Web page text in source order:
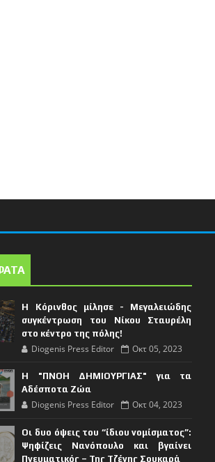
Η Κόρινθος μίλησε - Μεγαλειώδης
συγκέντρωση του Νίκου Σταυρέλη
στο κέντρο της πόλης!
Diogenis Press Editor Οκτ 05, 2023
Η "ΠΝΟΗ ΔΗΜΙΟΥΡΓΙΑΣ" για τα
Αδέσποτα Ζώα
Diogenis Press Editor Οκτ 04, 2023
Οι δυο όψεις του “ίδιου νομίσματος”:
Ψηφίζεις Νανόπουλο και βγαίνει
Πνευματικός – Της Τζένης Σουκαρά